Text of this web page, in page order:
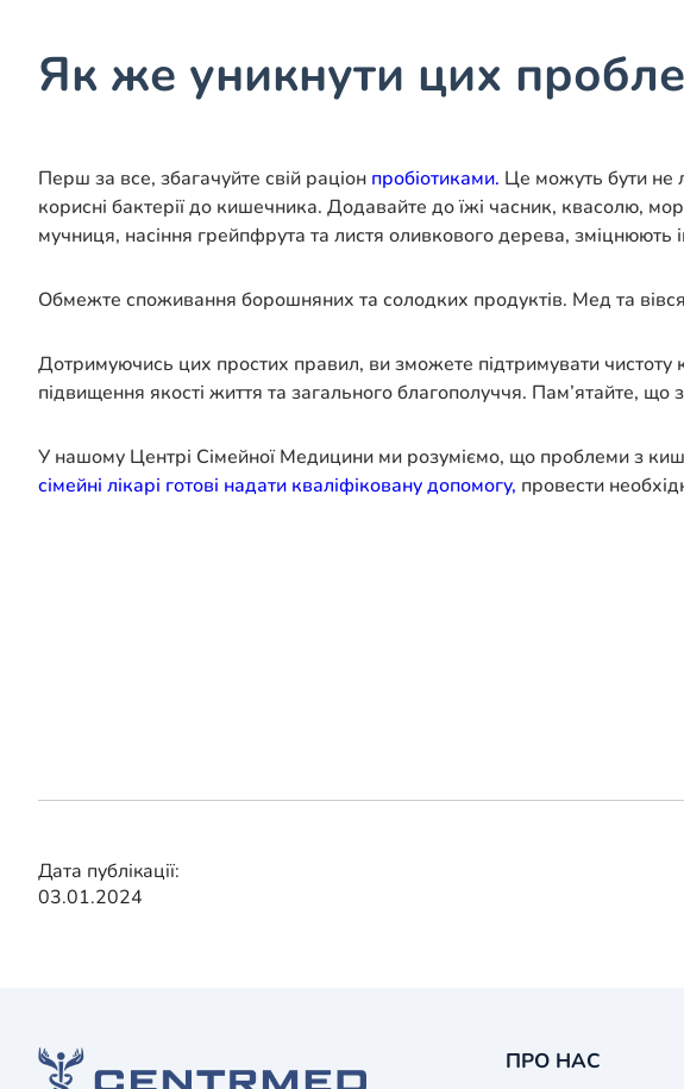
Як же уникнути цих
Перш за все, збагачуйте свій раціон пробіотиками. Це можуть бути не
корисні бактерії до кишечника. Додавайте до їжі часник, квасолю,
мучниця, насіння грейпфрута та листя оливкового дерева, зміцнюють
Обмежте споживання борошняних та солодких продуктів. Мед та
Дотримуючись цих простих правил, ви зможете підтримувати чистоту
підвищення якості життя та загального благополуччя. Пам’ятайте,
У нашому Центрі Сімейної Медицини ми розуміємо, що проблеми з
сімейні лікарі готові надати кваліфіковану допомогу, провести
Дата публікації:
03.01.2024
ПРО НАС